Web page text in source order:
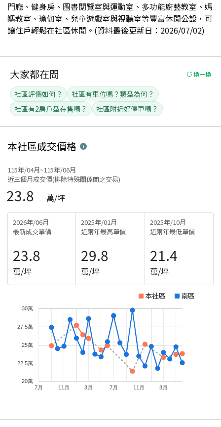
門廳、健身房、圖書閱覽室與運動室、多功能廚藝教室、媽
媽教室、瑜伽室、兒童遊戲室與視聽室等豐富休閒公設，可
讓住戶輕鬆在社區休閒。(資料最後更新日：2026/07/02)
大家都在問 換一換
社區評價如何？
社區有車位嗎？類型為何？
社區有2房戶型在售嗎？
社區附近好停車嗎？
本社區成交價格
115年/04月~115年/06月
近三個月成交價(排除特殊關係間之交易)
23.8 萬/坪
2026年/06月
最新成交單價
23.8
萬/坪
2025年/01月
近兩年最高單價
29.8
萬/坪
2025年/10月
近兩年最低單價
21.4
萬/坪
本社區 南區
7月 11月 3月 7月 11月 3月
20萬
22.5萬
25萬
27.5萬
30萬